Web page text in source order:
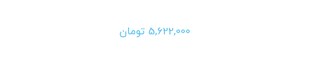
5,622,000 تومان